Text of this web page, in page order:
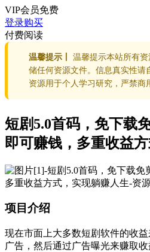
VIP会员免费
登录购买
付费阅读
温馨提示丨
温馨提示本站所有
储任何资源文件。信息真实性请
资源用于个人学习研究，严禁商
短剧5.0首码，免下载
即可赚钱，多重收益
项目介绍
现在市面上大多数短剧软件的收
广告，然后通过广告曝光来赚取